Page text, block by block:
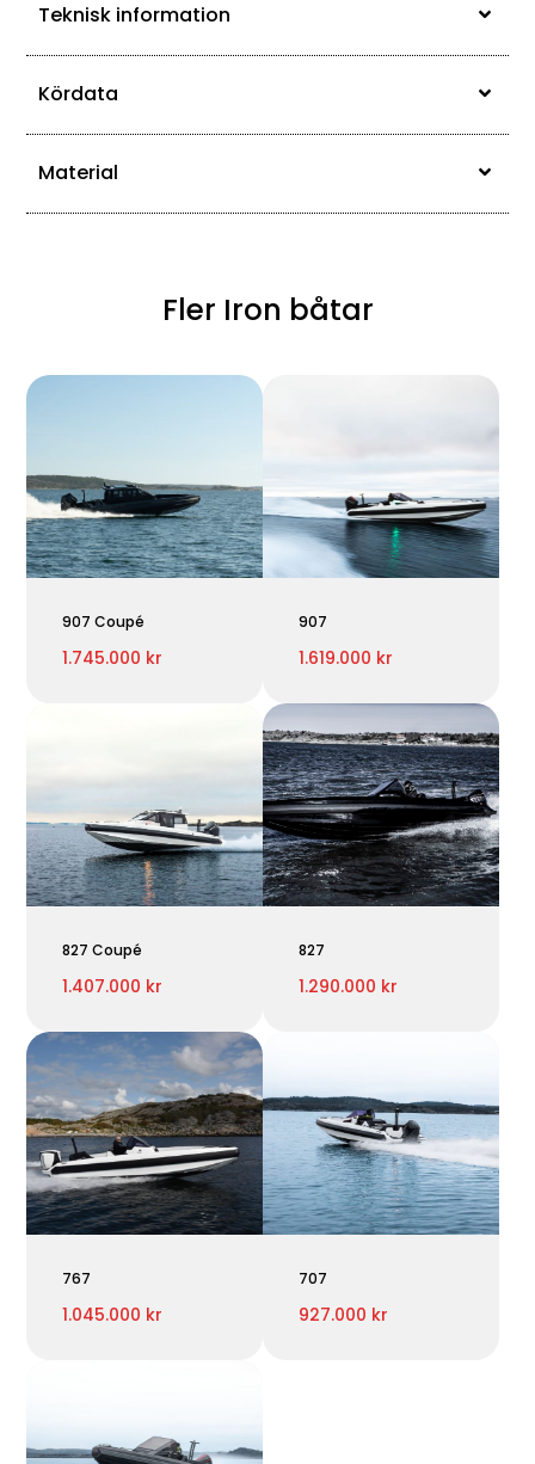
Teknisk information
Kördata
Material
Fler Iron båtar
907 Coupé
1.745.000 kr
907
1.619.000 kr
827 Coupé
1.407.000 kr
827
1.290.000 kr
767
1.045.000 kr
707
927.000 kr